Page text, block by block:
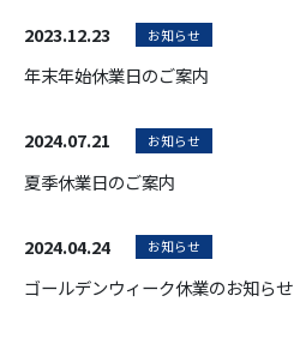
2023.12.23 お知らせ
年末年始休業日のご案内
2024.07.21 お知らせ
夏季休業日のご案内
2024.04.24 お知らせ
ゴールデンウィーク休業のお知らせ